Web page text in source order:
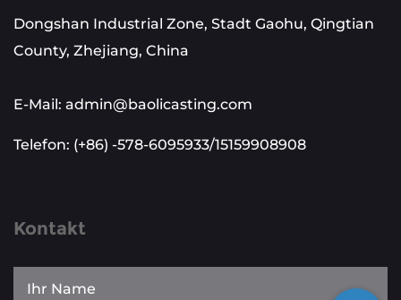
Dongshan Industrial Zone, Stadt Gaohu, Qingtian
County, Zhejiang, China
E-Mail: admin@baolicasting.com
Telefon: (+86) -578-6095933/15159908908
Kontakt